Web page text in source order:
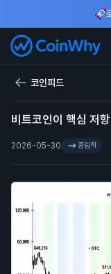
코인피드
비트코인이 핵심 저
2026-05-30 중립적